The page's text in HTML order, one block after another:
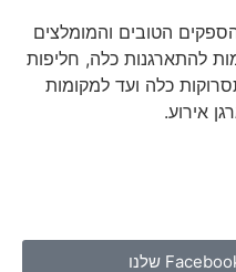
הטובים והמומלצים
להתארגנות כלה, חליפות
כלה ועד למקומות
אירוע.